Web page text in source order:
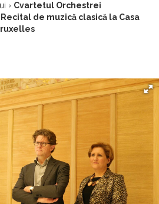
› Cvartetul Orchestrei
de muzică clasică la Casa